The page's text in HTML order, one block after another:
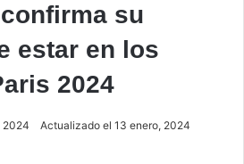
su
estar en los
2024
2024 Actualizado el 13 enero, 2024